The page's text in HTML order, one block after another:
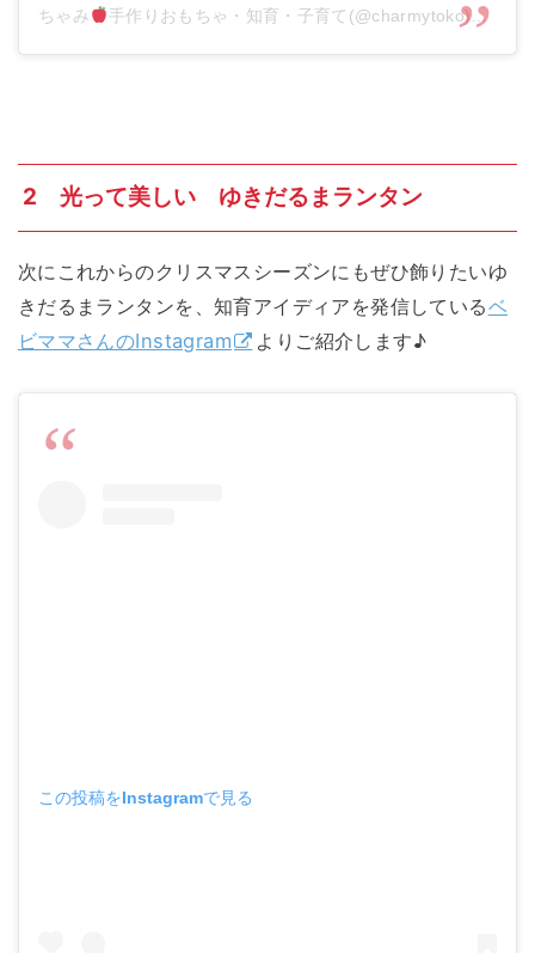
ちゃみ 手作りおもちゃ・知育・子育て(@charmytoko)がシェアした投稿
2 光って美しい ゆきだるまランタン
次にこれからのクリスマスシーズンにもぜひ飾りたいゆ
きだるまランタンを、知育アイディアを発信しているベ
ビママさんのInstagram
よりご紹介します♪
この投稿をInstagramで見る